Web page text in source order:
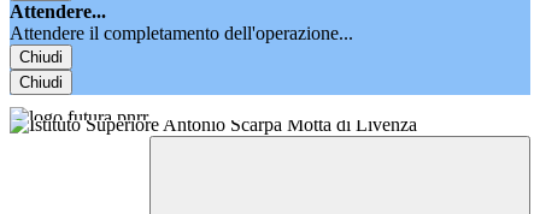
Attendere...
Attendere il completamento dell'operazione...
Chiudi
Chiudi